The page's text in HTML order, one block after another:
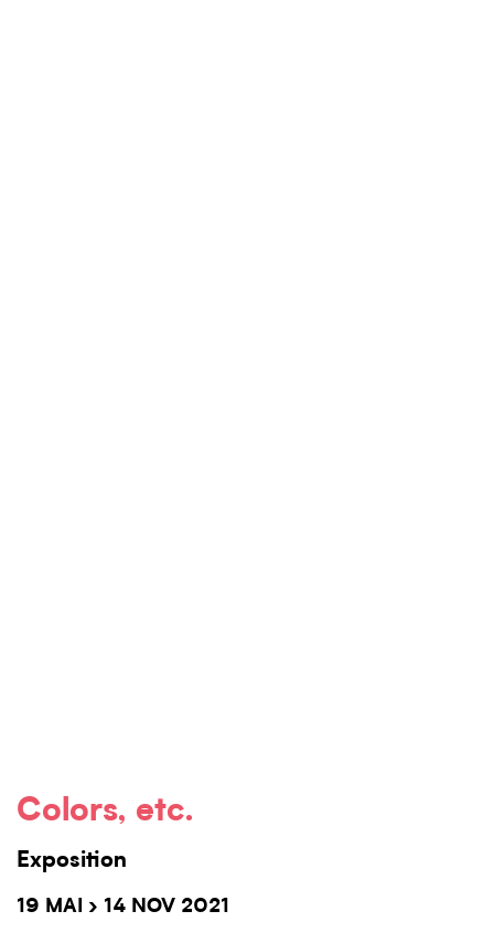
Colors, etc.
Exposition
19 MAI › 14 NOV 2021